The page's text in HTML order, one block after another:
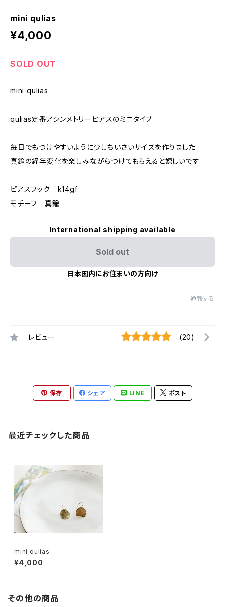
mini qulias
¥4,000
SOLD OUT
mini qulias
qulias定番アシンメトリーピアスのミニタイプ
毎日でもつけやすいように少しちいさいサイズを作りました
真鍮の経年変化を楽しみながらつけてもらえると嬉しいです
ピアスフック k14gf
モチーフ 真鍮
International shipping available
Sold out
日本国内にお住まいの方向け
通報する
レビュー (20)
保存 シェア LINE ポスト
最近チェックした商品
mini qulias
¥4,000
その他の商品